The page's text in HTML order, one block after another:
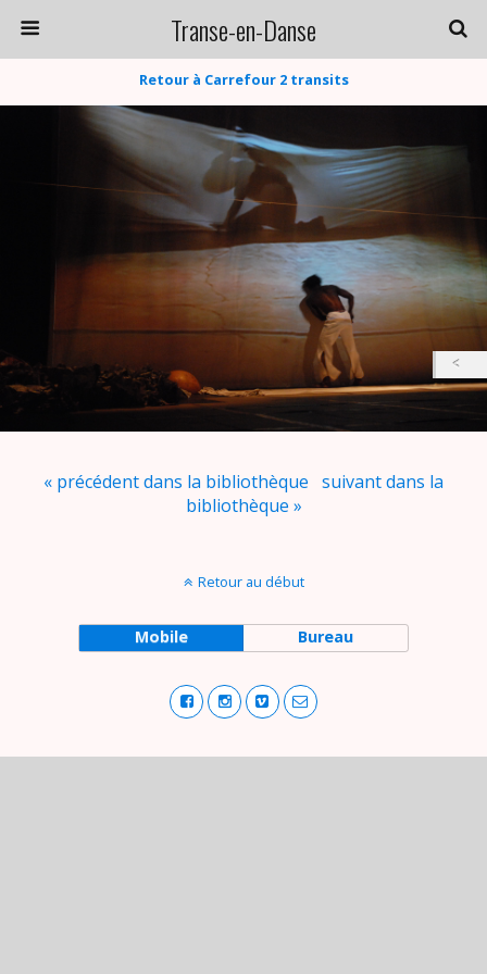
Transe-en-Danse
Retour à Carrefour 2 transits
« précédent dans la bibliothèque suivant dans la
bibliothèque »
Retour au début
Mobile Bureau